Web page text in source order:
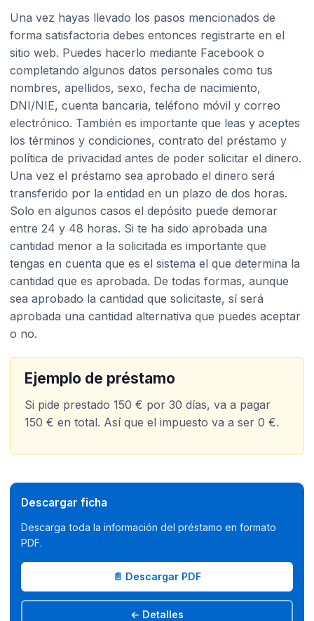
Una vez hayas llevado los pasos mencionados de
forma satisfactoria debes entonces registrarte en el
sitio web. Puedes hacerlo mediante Facebook o
completando algunos datos personales como tus
nombres, apellidos, sexo, fecha de nacimiento,
DNI/NIE, cuenta bancaria, teléfono móvil y correo
electrónico. También es importante que leas y aceptes
los términos y condiciones, contrato del préstamo y
política de privacidad antes de poder solicitar el dinero.
Una vez el préstamo sea aprobado el dinero será
transferido por la entidad en un plazo de dos horas.
Solo en algunos casos el depósito puede demorar
entre 24 y 48 horas. Si te ha sido aprobada una
cantidad menor a la solicitada es importante que
tengas en cuenta que es el sistema el que determina la
cantidad que es aprobada. De todas formas, aunque
sea aprobado la cantidad que solicitaste, sí será
aprobada una cantidad alternativa que puedes aceptar
o no.
Ejemplo de préstamo
Si pide prestado 150 € por 30 días, va a pagar
150 € en total. Así que el impuesto va a ser 0 €.​
Descargar ficha
Descarga toda la información del préstamo en formato
PDF.
📄 Descargar PDF
← Detalles